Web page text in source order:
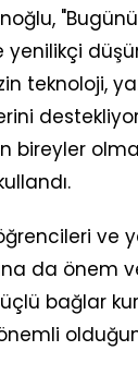
yenilikçi
teknoloji,
bireyler
ve
da önem
bağlar